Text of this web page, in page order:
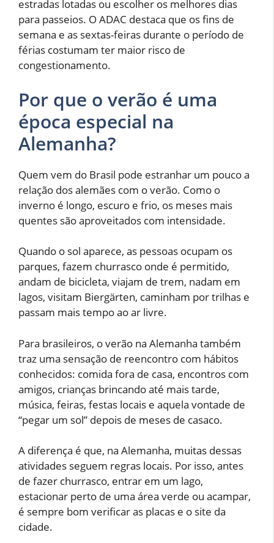
estradas lotadas ou escolher os melhores dias
para passeios. O ADAC destaca que os fins de
semana e as sextas-feiras durante o período de
férias costumam ter maior risco de
congestionamento.
Por que o verão é uma
época especial na
Alemanha?
Quem vem do Brasil pode estranhar um pouco a
relação dos alemães com o verão. Como o
inverno é longo, escuro e frio, os meses mais
quentes são aproveitados com intensidade.
Quando o sol aparece, as pessoas ocupam os
parques, fazem churrasco onde é permitido,
andam de bicicleta, viajam de trem, nadam em
lagos, visitam Biergärten, caminham por trilhas e
passam mais tempo ao ar livre.
Para brasileiros, o verão na Alemanha também
traz uma sensação de reencontro com hábitos
conhecidos: comida fora de casa, encontros com
amigos, crianças brincando até mais tarde,
música, feiras, festas locais e aquela vontade de
“pegar um sol” depois de meses de casaco.
A diferença é que, na Alemanha, muitas dessas
atividades seguem regras locais. Por isso, antes
de fazer churrasco, entrar em um lago,
estacionar perto de uma área verde ou acampar,
é sempre bom verificar as placas e o site da
cidade.